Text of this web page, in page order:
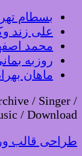
بسطام
علی زند
محمد
روزبه
ماهان
/ Singer /
/ Download
طراحی قالب